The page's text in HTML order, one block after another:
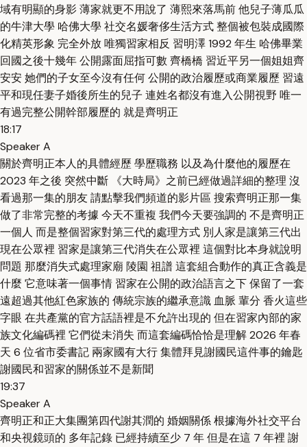
域有明顯的身影 薄家就更不用說了 薄熙來落馬前 他兒子薄瓜瓜
的牛津大學 哈佛大學 社交名媛奢侈生活方式 整個被包裝成國際
化精英形象 完全外放 唯獨習家相反 習明澤 1992 年生 哈佛畢業
回國之後十幾年 公開露面屈指可數 齊橋橋 習近平另一個姐姐齊
安安 她們的子女至今沒有任何 公開的政治履歷或商業履歷 習遠
平和現任妻子婚後所生的兒子 連姓名都沒有進入公開視野 唯一
有過完整公開幹部履歷的 就是齊明正
18:17
Speaker A
關於齊明正本人的具體經歷 學歷職務 以及為什麼他的履歷在
2023 年之後 突然中斷 《大時局》之前已經做過詳細的整理 沒
看過那一集的朋友 請點擊我們頻道的影片區 搜索齊明正那一集
做了非常完整的考據 今天不重複 我們今天要強調的 不是齊明正
一個人 而是整個習家對第三代的處理方式 別人家是讓第三代出
現在公眾裡 習家是讓第三代消失在公眾裡 這個對比本身就說明
問題 那麼消失式處理家廟 陵園 祖譜 這套組合動作的真正含義是
什麼 它意味著一個事情 習家在公開的政治語言之下 保留了一套
遠超過其他紅色家族的 傳統宗族的繼承意識 血脈 輩分 香火這些
字眼 在共產黨的官方話語裡是不允許出現的 但在習家內部的家
族文化編碼裡 它們從未消失 而這套編碼恰恰是理解 2026 年春
天 6 位省市委書記 兩家國有大行 集體拜見謝國民這件事的鑰匙
謝國民和習家的關係並不是新聞
19:37
Speaker A
齊明正和正大集團第四代謝其潤的 婚姻關係 根據海外社交平台
和央視鏡頭的 多年記錄 已經持續至少 7 年 但是在這 7 年裡 謝